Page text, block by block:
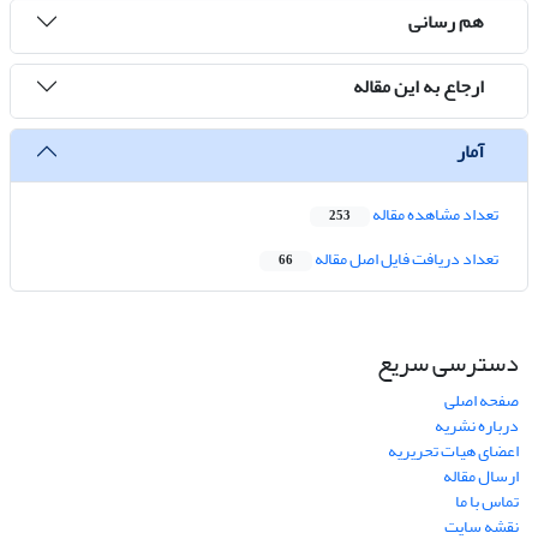
هم رسانی
ارجاع به این مقاله
آمار
تعداد مشاهده مقاله 253
تعداد دریافت فایل اصل مقاله 66
دسترسی سریع
صفحه اصلی
درباره نشریه
اعضای هیات تحریریه
ارسال مقاله
تماس با ما
نقشه سایت